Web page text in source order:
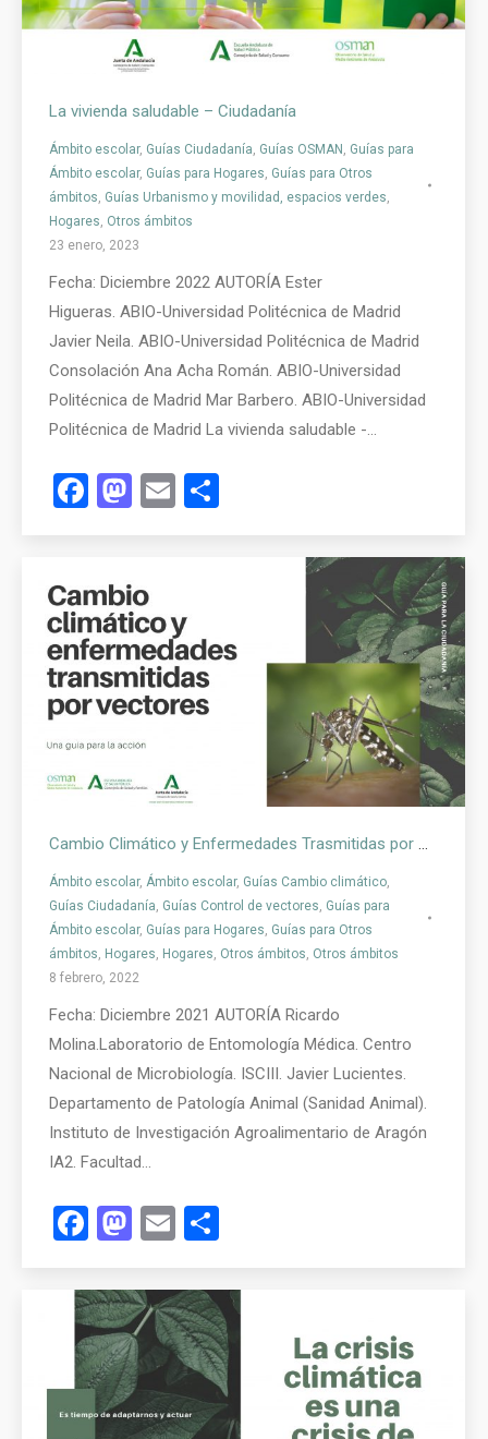
La vivienda saludable – Ciudadanía
Ámbito escolar, Guías Ciudadanía, Guías OSMAN , Guías para
Ámbito escolar, Guías para Hogares, Guías para Otros
ámbitos, Guías Urbanismo y movilidad, espacios verdes,
Hogares, Otros ámbitos
23 enero, 2023
Fecha: Diciembre 2022 AUTORÍA Ester
Higueras. ABIO-Universidad Politécnica de Madrid
Javier Neila. ABIO-Universidad Politécnica de Madrid
Consolación Ana Acha Román. ABIO-Universidad
Politécnica de Madrid Mar Barbero. ABIO-Universidad
Politécnica de Madrid La vivienda saludable -…
Facebook
Mastodon
Email
Cambio Climático y Enfermedades Trasmitidas por Vectores
Ámbito escolar, Ámbito escolar, Guías Cambio climático,
Guías Ciudadanía, Guías Control de vectores, Guías para
Ámbito escolar, Guías para Hogares, Guías para Otros
ámbitos, Hogares, Hogares, Otros ámbitos, Otros ámbitos
8 febrero, 2022
Fecha: Diciembre 2021 AUTORÍA Ricardo
Molina.Laboratorio de Entomología Médica. Centro
Nacional de Microbiología. ISCIII. Javier Lucientes.
Departamento de Patología Animal (Sanidad Animal).
Instituto de Investigación Agroalimentario de Aragón
IA2. Facultad…
Facebook
Mastodon
Email